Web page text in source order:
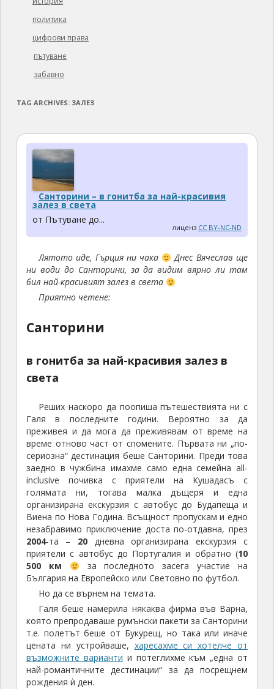
политика
цифрови права
пътуване
забавно
TAG ARCHIVES: ЗАЛЕЗ
Санторини – в гонитба за най-красивия
залез в света
от Пътуване до...
лиценз CC BY-NC-ND
Лятото иде, Гърция ни чака
Днес Вячеслав ще
ни води до Санторини, за да видим вярно ли там
бил най-красивият залез в света
Приятно четене:
Санторини
в гонитба за най-красивия залез в
света
Реших наскоро да поопиша пътешествията ни с
Галя в последните години. Вероятно за да
преживея и да мога да преживявам от време на
време отново част от спомените. Първата ни „по-
сериозна“ дестинация беше Санторини. Преди това
заедно в чужбина имахме само една семейна all-
inclusive почивка с приятели на Кушадасъ с
голямата ни, тогава малка дъщеря и една
организирана екскурзия с автобус до Будапеща и
Виена по Нова Година. Всъщност пропускам и едно
незабравимо приключение доста по-отдавна, през
2004-та – 20 дневна организирана екскурзия с
приятели с автобус до Португалия и обратно (10
500 км
за последното засега участие на
България на Европейско или Световно по футбол.
Но да се върнем на темата.
Галя беше намерила някаква фирма във Варна,
която препродаваше румънски пакети за Санторини
т.е. полетът беше от Букурещ, но така или иначе
цената ни устройваше, харесахме си хотелче от
възможните варианти и потеглихме към „една от
най-романтичните дестинации“ за да посрещнем
рождения ѝ ден.